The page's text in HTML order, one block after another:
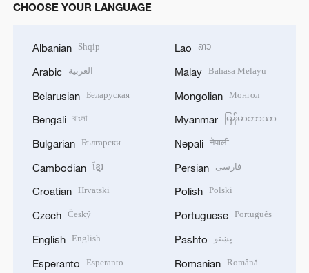
CHOOSE YOUR LANGUAGE
Albanian Shqip
Arabic العربية
Belarusian Беларуская
Bengali বাংলা
Bulgarian Български
Cambodian ខ្មែរ
Croatian Hrvatski
Czech Český
English English
Esperanto Esperanto
Lao ລາວ
Malay Bahasa Melayu
Mongolian Монгол
Myanmar မြန်မာဘာသာ
Nepali नेपाली
Persian فارسی
Polish Polski
Portuguese Português
Pashto پښتو
Romanian Română